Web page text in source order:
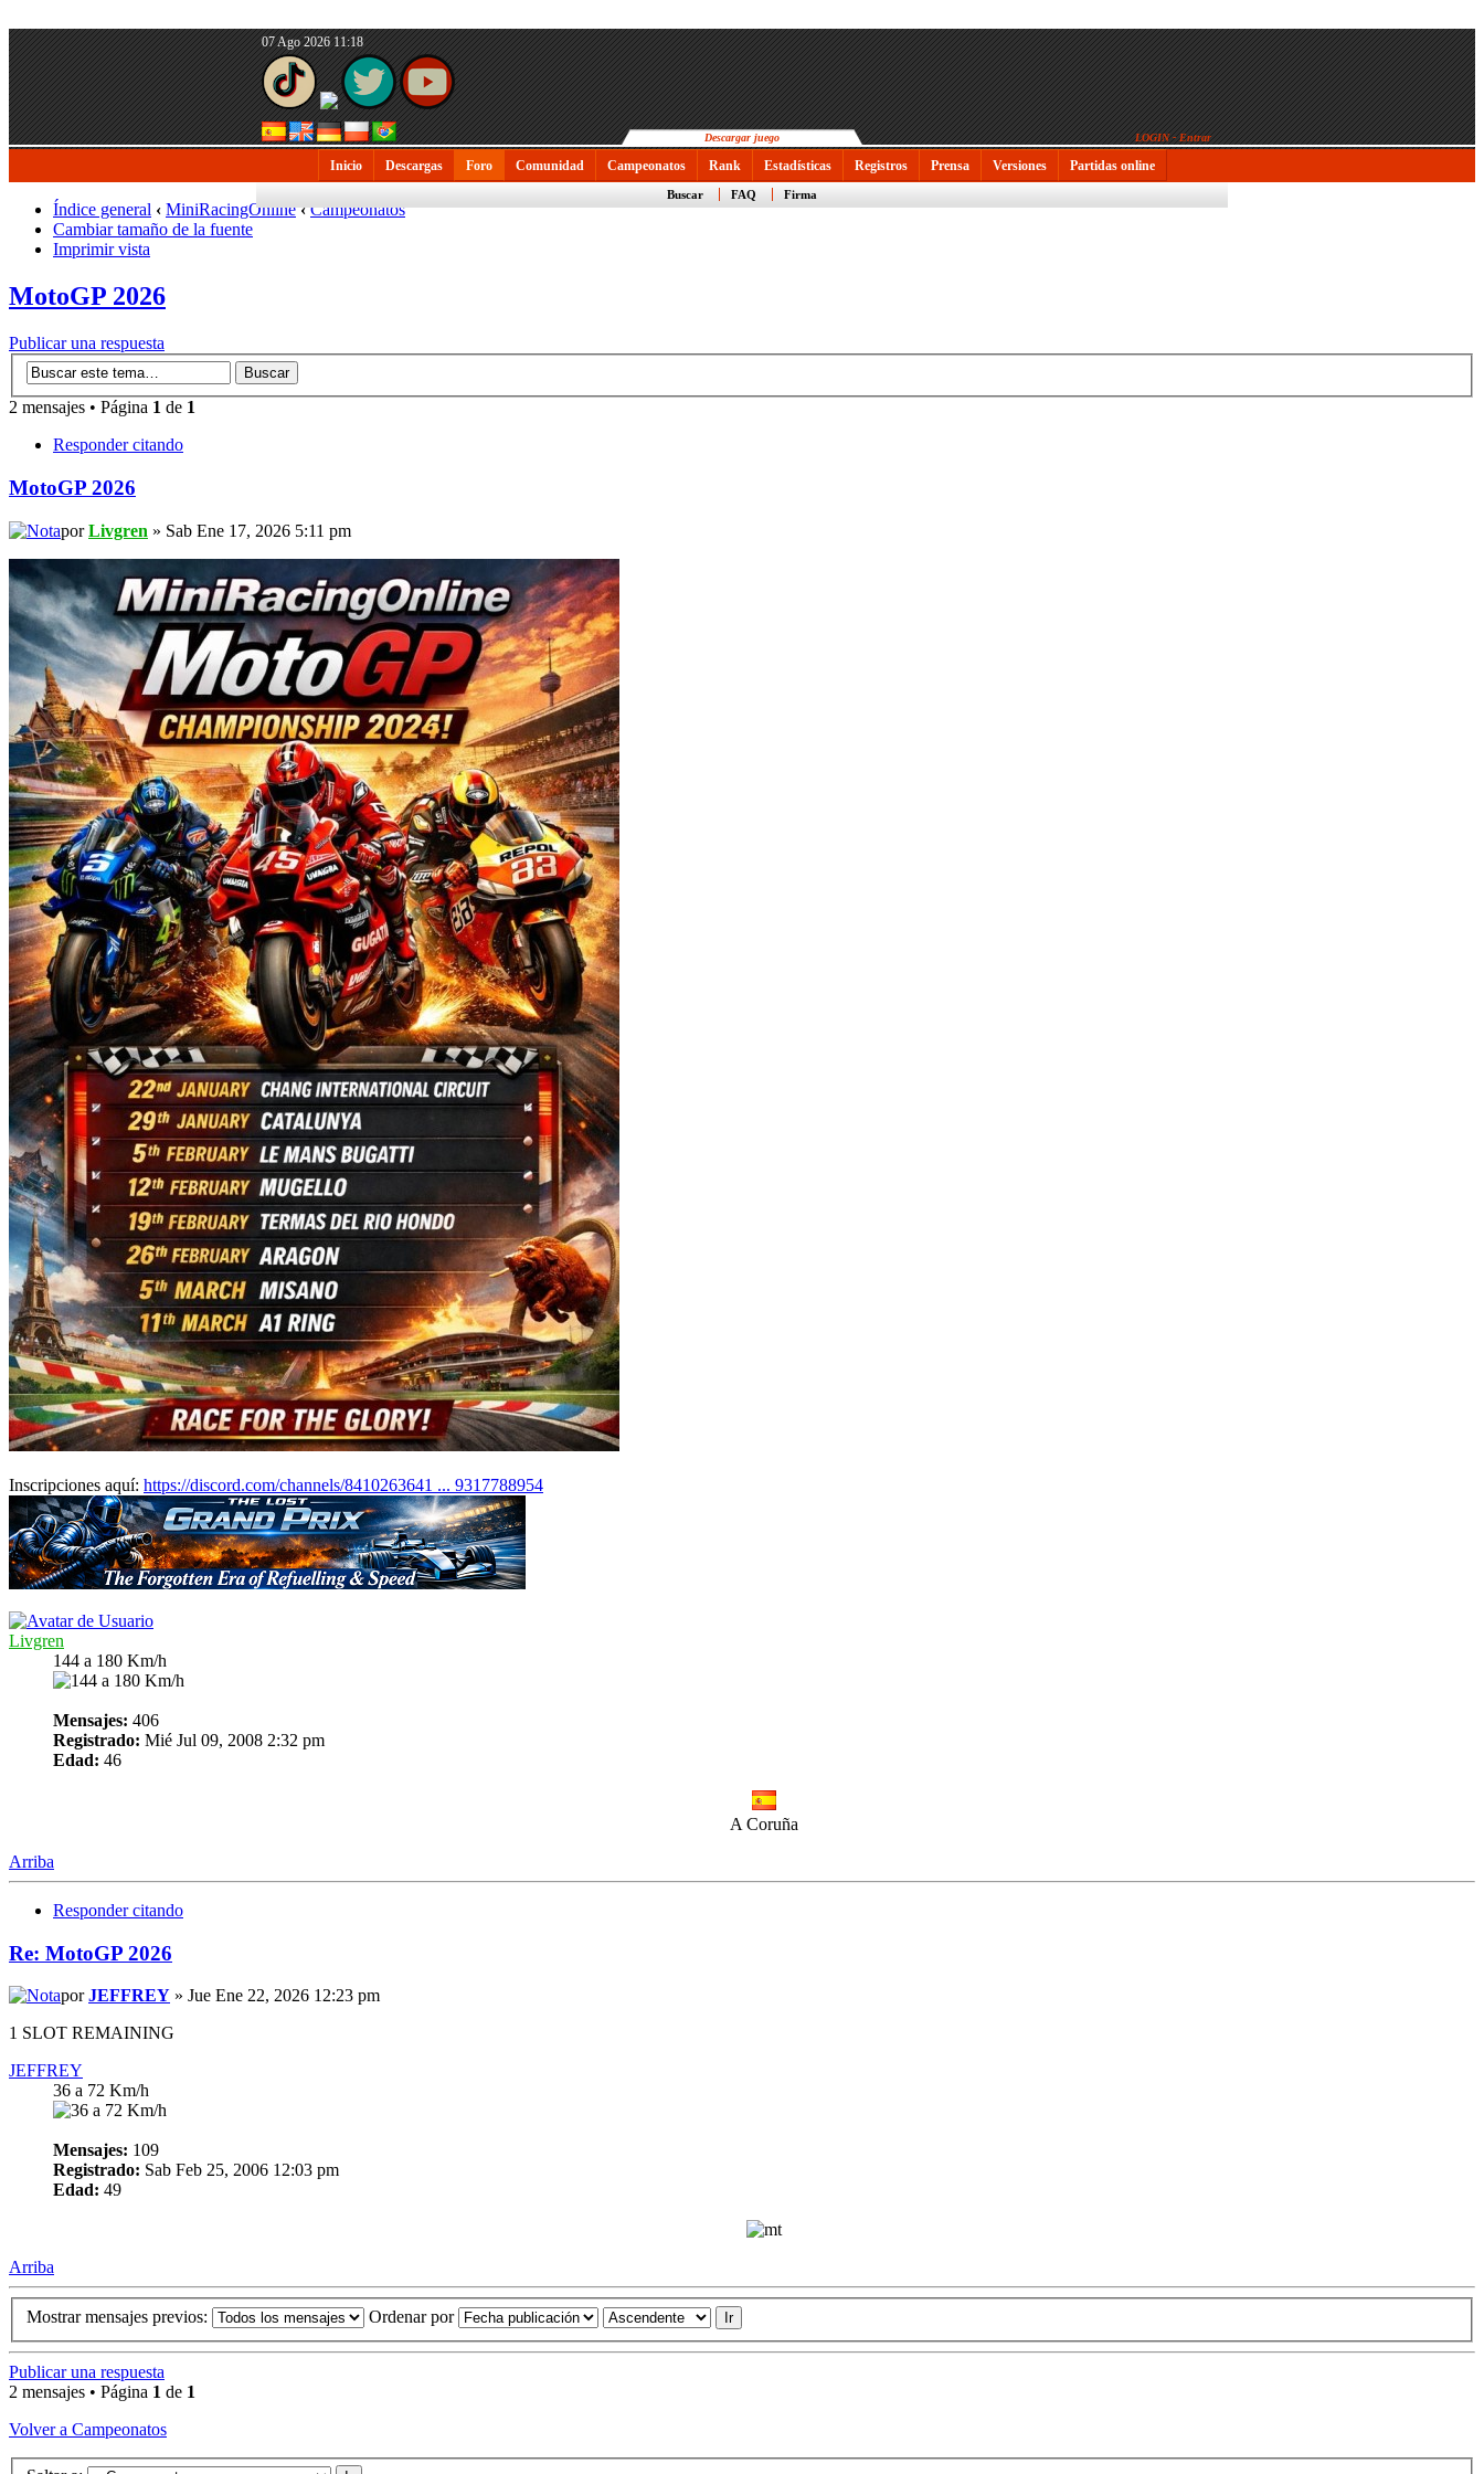
07 Ago 2026 11:18
Descargar juego LOGIN - Entrar
Inicio Descargas Foro Comunidad Campeonatos Rank Estadísticas Registros Prensa Versiones Partidas online
Buscar FAQ Firma
Índice general ‹ MiniRacingOnline ‹ Campeonatos
Cambiar tamaño de la fuente
Imprimir vista
MotoGP 2026
Publicar una respuesta
2 mensajes • Página 1 de 1
Responder citando
MotoGP 2026
porLivgren » Sab Ene 17, 2026 5:11 pm
Inscripciones aquí: https://discord.com/channels/8410263641 ... 9317788954
Livgren
144 a 180 Km/h
Mensajes: 406
Registrado: Mié Jul 09, 2008 2:32 pm
Edad: 46
A Coruña
Arriba
Responder citando
Re: MotoGP 2026
porJEFFREY » Jue Ene 22, 2026 12:23 pm
1 SLOT REMAINING
JEFFREY
36 a 72 Km/h
Mensajes: 109
Registrado: Sab Feb 25, 2006 12:03 pm
Edad: 49
Arriba
Mostrar mensajes previos: Ordenar por
Publicar una respuesta
2 mensajes • Página 1 de 1
Volver a Campeonatos